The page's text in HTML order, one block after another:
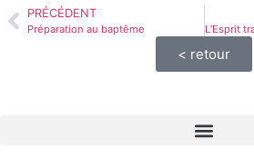
PRÉCÉDENT
Préparation au baptême
< retour